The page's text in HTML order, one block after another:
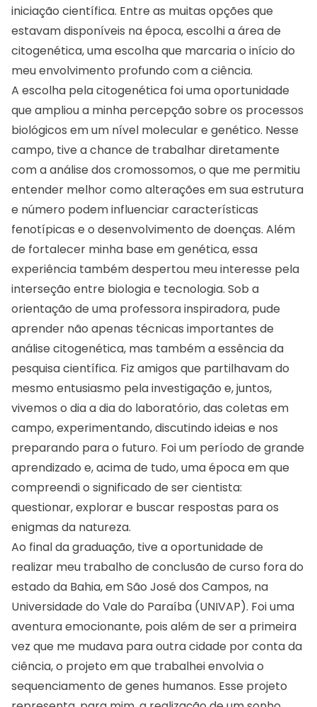
iniciação científica. Entre as muitas opções que
estavam disponíveis na época, escolhi a área de
citogenética, uma escolha que marcaria o início do
meu envolvimento profundo com a ciência.
A escolha pela citogenética foi uma oportunidade
que ampliou a minha percepção sobre os processos
biológicos em um nível molecular e genético. Nesse
campo, tive a chance de trabalhar diretamente
com a análise dos cromossomos, o que me permitiu
entender melhor como alterações em sua estrutura
e número podem influenciar características
fenotípicas e o desenvolvimento de doenças. Além
de fortalecer minha base em genética, essa
experiência também despertou meu interesse pela
interseção entre biologia e tecnologia. Sob a
orientação de uma professora inspiradora, pude
aprender não apenas técnicas importantes de
análise citogenética, mas também a essência da
pesquisa científica. Fiz amigos que partilhavam do
mesmo entusiasmo pela investigação e, juntos,
vivemos o dia a dia do laboratório, das coletas em
campo, experimentando, discutindo ideias e nos
preparando para o futuro. Foi um período de grande
aprendizado e, acima de tudo, uma época em que
compreendi o significado de ser cientista:
questionar, explorar e buscar respostas para os
enigmas da natureza.
Ao final da graduação, tive a oportunidade de
realizar meu trabalho de conclusão de curso fora do
estado da Bahia, em São José dos Campos, na
Universidade do Vale do Paraíba (UNIVAP). Foi uma
aventura emocionante, pois além de ser a primeira
vez que me mudava para outra cidade por conta da
ciência, o projeto em que trabalhei envolvia o
sequenciamento de genes humanos. Esse projeto